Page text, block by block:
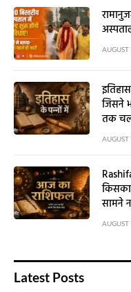
जिसने
तक
सामने
Latest Posts